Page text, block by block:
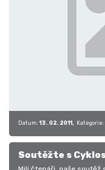
Datum: 13. 02. 2011 Kategorie:
Soutěžte s